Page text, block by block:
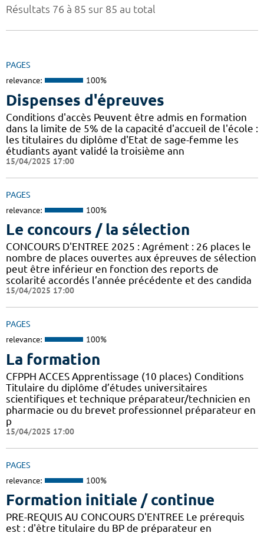
Résultats 76 à 85 sur 85 au total
PAGES
relevance: 100%
Dispenses d'épreuves
Conditions d'accès Peuvent être admis en formation
dans la limite de 5% de la capacité d'accueil de l'école :
les titulaires du diplôme d'Etat de sage-femme les
étudiants ayant validé la troisième ann
15/04/2025 17:00
PAGES
relevance: 100%
Le concours / la sélection
CONCOURS D'ENTREE 2025 : Agrément : 26 places le
nombre de places ouvertes aux épreuves de sélection
peut être inférieur en fonction des reports de
scolarité accordés l’année précédente et des candida
15/04/2025 17:00
PAGES
relevance: 100%
La formation
CFPPH ACCES Apprentissage (10 places) Conditions
Titulaire du diplôme d’études universitaires
scientifiques et technique préparateur/technicien en
pharmacie ou du brevet professionnel préparateur en
p
15/04/2025 17:00
PAGES
relevance: 100%
Formation initiale / continue
PRE-REQUIS AU CONCOURS D'ENTREE Le prérequis
est : d'être titulaire du BP de préparateur en